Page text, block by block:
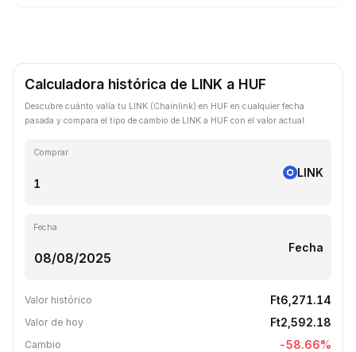
Calculadora histórica de LINK a HUF
Descubre cuánto valía tu LINK (Chainlink) en HUF en cualquier fecha
pasada y compara el tipo de cambio de LINK a HUF con el valor actual.
Comprar
LINK
Fecha
Fecha
Valor histórico Ft6,271.14
Valor de hoy Ft2,592.18
Cambio -58.66%